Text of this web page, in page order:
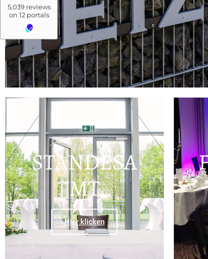
STANDESA
MT
Hier klicken